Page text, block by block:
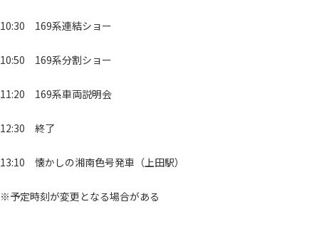
10:30 169系連結ショー
10:50 169系分割ショー
11:20 169系車両説明会
12:30 終了
13:10 懐かしの湘南色号発車（上田駅）
※予定時刻が変更となる場合がある